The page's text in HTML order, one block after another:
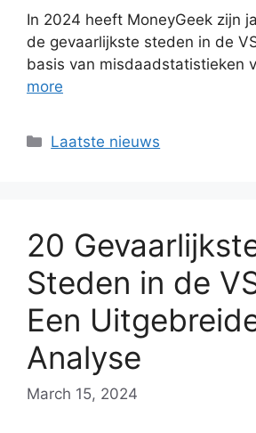
In 2024 heeft MoneyGeek zijn
de gevaarlijkste steden in de
basis van misdaadstatistieken
more
Categories
Laatste nieuws
20
Steden in de
Een
Analyse
March 15, 2024